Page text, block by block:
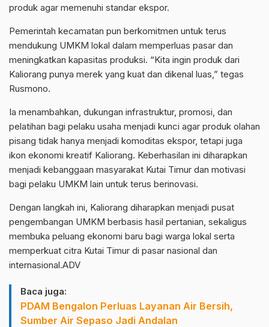
produk agar memenuhi standar ekspor.
Pemerintah kecamatan pun berkomitmen untuk terus
mendukung UMKM lokal dalam memperluas pasar dan
meningkatkan kapasitas produksi. “Kita ingin produk dari
Kaliorang punya merek yang kuat dan dikenal luas,” tegas
Rusmono.
Ia menambahkan, dukungan infrastruktur, promosi, dan
pelatihan bagi pelaku usaha menjadi kunci agar produk olahan
pisang tidak hanya menjadi komoditas ekspor, tetapi juga
ikon ekonomi kreatif Kaliorang. Keberhasilan ini diharapkan
menjadi kebanggaan masyarakat Kutai Timur dan motivasi
bagi pelaku UMKM lain untuk terus berinovasi.
Dengan langkah ini, Kaliorang diharapkan menjadi pusat
pengembangan UMKM berbasis hasil pertanian, sekaligus
membuka peluang ekonomi baru bagi warga lokal serta
memperkuat citra Kutai Timur di pasar nasional dan
internasional.ADV
Baca juga:
PDAM Bengalon Perluas Layanan Air Bersih,
Sumber Air Sepaso Jadi Andalan